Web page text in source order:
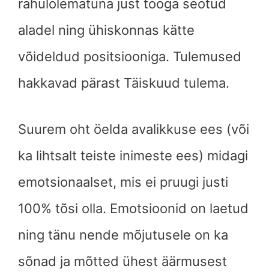
rahulolematuna just tööga seotud
aladel ning ühiskonnas kätte
võideldud positsiooniga. Tulemused
hakkavad pärast Täiskuud tulema.
Suurem oht öelda avalikkuse ees (või
ka lihtsalt teiste inimeste ees) midagi
emotsionaalset, mis ei pruugi justi
100% tõsi olla. Emotsioonid on laetud
ning tänu nende mõjutusele on ka
sõnad ja mõtted ühest äärmusest